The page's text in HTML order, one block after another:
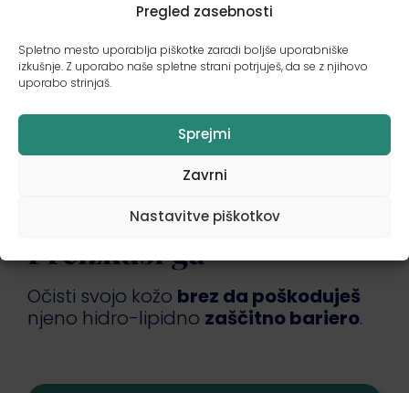
Pregled zasebnosti
Spletno mesto uporablja piškotke zaradi boljše uporabniške
izkušnje. Z uporabo naše spletne strani potrjuješ, da se z njihovo
uporabo strinjaš.
Sprejmi
Zavrni
Nastavitve piškotkov
Preizkusi ga
Očisti svojo kožo brez da poškoduješ
njeno hidro-lipidno zaščitno bariero.